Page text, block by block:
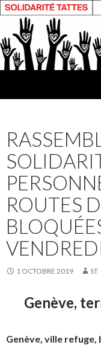
ROUTES
1 OCTOBRE 2019 ST
Genève,
Genève, ville